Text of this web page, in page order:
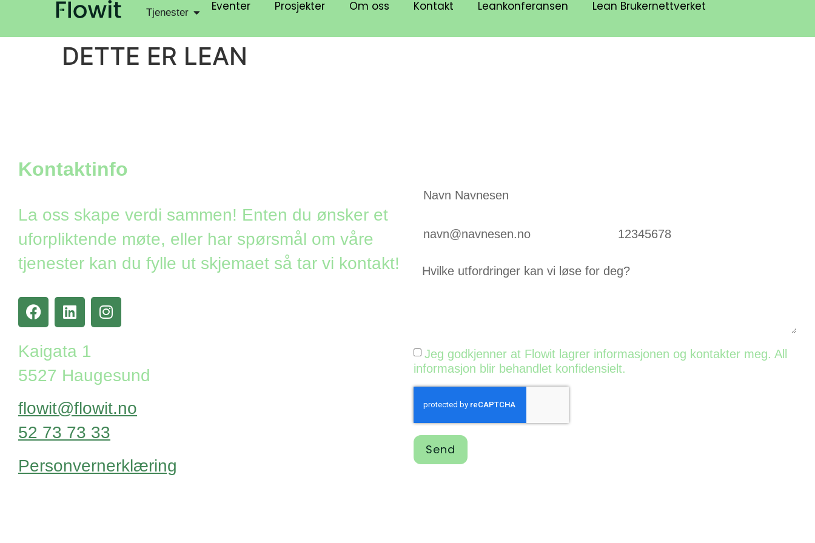
Tjenester Eventer Prosjekter Om oss Kontakt Leankonferansen Lean Brukernettverket
DETTE ER LEAN
Kontaktinfo
La oss skape verdi sammen! Enten du ønsker et
uforpliktende møte, eller har spørsmål om våre
tjenester kan du fylle ut skjemaet så tar vi kontakt!
Kaigata 1
5527 Haugesund
flowit@flowit.no
52 73 73 33
Personvernerklæring
Jeg godkjenner at Flowit lagrer informasjonen og kontakter meg. All
informasjon blir behandlet konfidensielt.
Send